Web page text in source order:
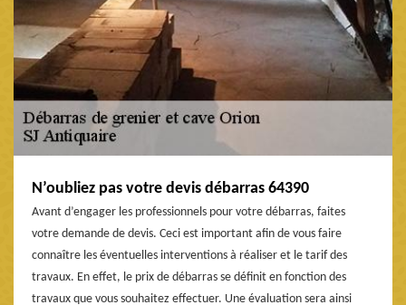
N’oubliez pas votre devis débarras 64390
Avant d’engager les professionnels pour votre débarras, faites
votre demande de devis. Ceci est important afin de vous faire
connaître les éventuelles interventions à réaliser et le tarif des
travaux. En effet, le prix de débarras se définit en fonction des
travaux que vous souhaitez effectuer. Une évaluation sera ainsi